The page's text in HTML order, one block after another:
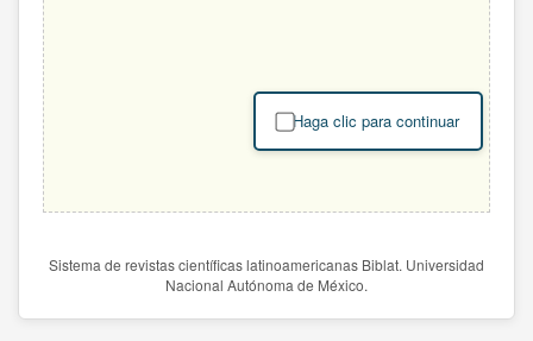
Haga clic para continuar
Sistema de revistas científicas latinoamericanas Biblat. Universidad
Nacional Autónoma de México.